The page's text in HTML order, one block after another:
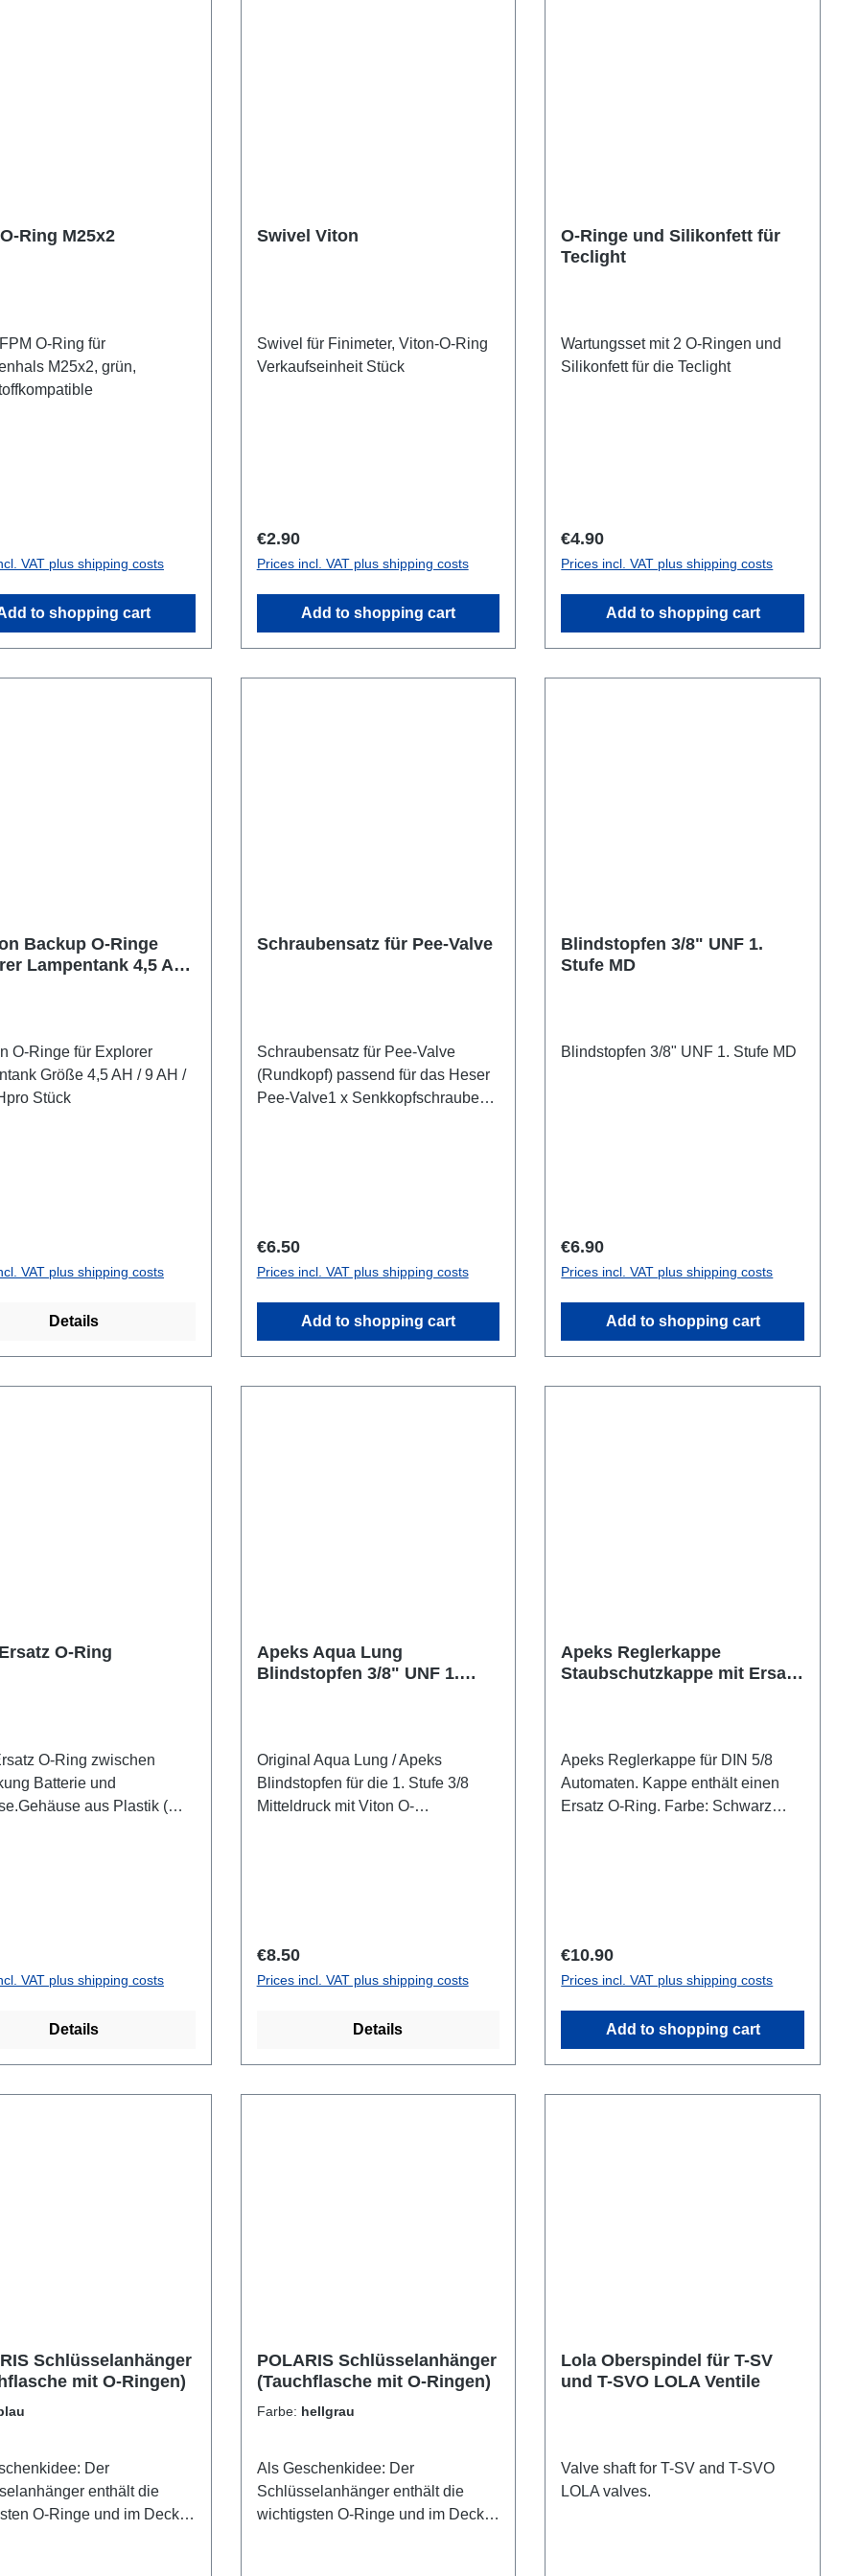
Ring M25x2
O-Ring für
M25x2, grün,
VAT plus shipping costs
to shopping cart
Swivel Viton
Swivel für Finimeter, Viton-O-Ring
Verkaufseinheit Stück
Regular price:
€2.90
Prices incl. VAT plus shipping costs
Add to shopping cart
O-Ringe und Silikonfett für
Teclight
Wartungsset mit 2 O-Ringen und
Silikonfett für die Teclight
Regular price:
€4.90
Prices incl. VAT plus shipping costs
Add to shopping cart
Backup O-Ringe
Lampentank 4,5 AH,
O-Ringe für Explorer
Größe 4,5 AH / 9 AH /
Stück
VAT plus shipping costs
Details
Schraubensatz für Pee-Valve
Schraubensatz für Pee-Valve
(Rundkopf) passend für das Heser
Pee-Valve1 x Senkkopfschraube
Regular price:
€6.50
Prices incl. VAT plus shipping costs
Add to shopping cart
Blindstopfen 3/8" UNF 1.
Stufe MD
Blindstopfen 3/8" UNF 1. Stufe MD
Regular price:
€6.90
Prices incl. VAT plus shipping costs
Add to shopping cart
O-Ring
O-Ring zwischen
Batterie und
aus Plastik (
VAT plus shipping costs
Details
Apeks Aqua Lung
Blindstopfen 3/8" UNF 1.
Original Aqua Lung / Apeks
Blindstopfen für die 1. Stufe 3/8
Mitteldruck mit Viton O-
Regular price:
€8.50
Prices incl. VAT plus shipping costs
Details
Apeks Reglerkappe
Staubschutzkappe mit Ersatz
Apeks Reglerkappe für DIN 5/8
Automaten. Kappe enthält einen
Ersatz O-Ring. Farbe: Schwarz
Regular price:
€10.90
Prices incl. VAT plus shipping costs
Add to shopping cart
Schlüsselanhänger
mit O-Ringen)
Der
enthält die
O-Ringe und im Deckel
POLARIS Schlüsselanhänger
(Tauchflasche mit O-Ringen)
Farbe: hellgrau
Als Geschenkidee: Der
Schlüsselanhänger enthält die
wichtigsten O-Ringe und im Deckel
Lola Oberspindel für T-SV
und T-SVO LOLA Ventile
Valve shaft for T-SV and T-SVO
LOLA valves.